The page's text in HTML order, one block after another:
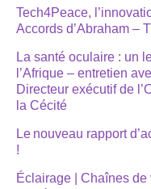
Tech4Peace,
Accords d’Abraham –
La santé oculaire : un
l’Afrique – entretien
Directeur exécutif de
la Cécité
Le nouveau rapport
!
Éclairage | Chaînes